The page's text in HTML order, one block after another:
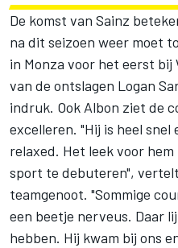
De komst van Sainz
na dit seizoen weer moet
in Monza voor het eerst
van de ontslagen Logan
indruk. Ook Albon ziet de
excelleren. "Hij is heel snel
relaxed. Het leek voor
sport te debuteren",
teamgenoot. "Sommige
een beetje nerveus. Daar
hebben. Hij kwam bij ons